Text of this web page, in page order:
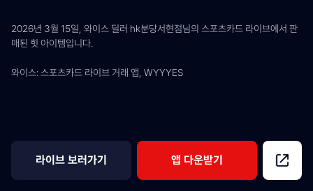
2026년 3월 15일, 와이스 딜러 hk분당서현점님의 스포츠카드 라이브에서 판
매된 힛 아이템입니다.
와이스: 스포츠카드 라이브 거래 앱, WYYYES
라이브 보러가기 앱 다운받기